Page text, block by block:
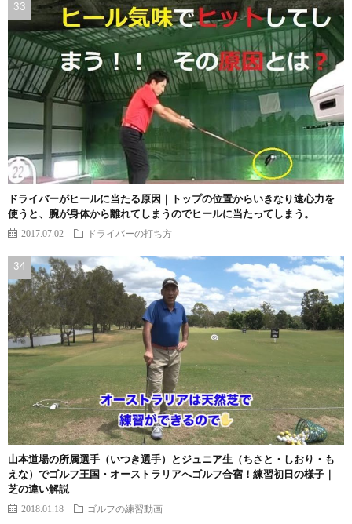
ドライバーがヒールに当たる原因｜トップの位置からいきなり遠心力を
使うと、腕が身体から離れてしまうのでヒールに当たってしまう。
2017.07.02 ドライバーの打ち方
山本道場の所属選手（いつき選手）とジュニア生（ちさと・しおり・も
えな）でゴルフ王国・オーストラリアへゴルフ合宿！練習初日の様子｜
芝の違い解説
2018.01.18 ゴルフの練習動画